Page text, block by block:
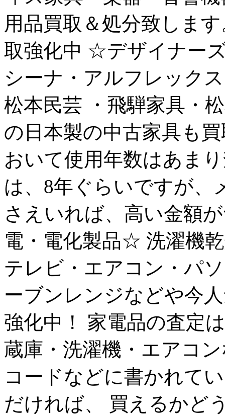
用品買取＆処分致しま
取強化中 ☆デザイナー
シーナ・アルフレック
松本民芸 ・飛騨家具・
の日本製の中古家具も
おいて使用年数はあま
は、8年ぐらいですが、
さえいれば、高い金額
電・電化製品☆ 洗濯機
テレビ・エアコン・パ
ーブンレンジなどや今
強化中！ 家電品の査定
蔵庫・洗濯機・エアコ
コードなどに書かれて
だければ、 買えるかど